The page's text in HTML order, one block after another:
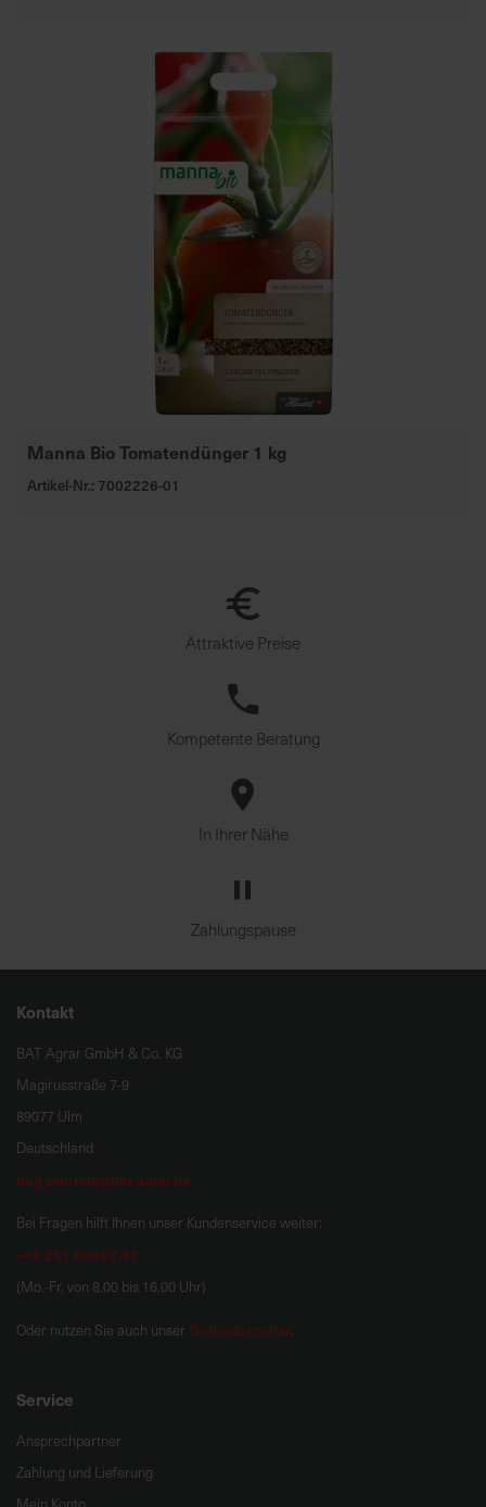
Manna Bio Tomatendünger 1 kg
Artikel-Nr.: 7002226-01
Attraktive Preise
Kompetente Beratung
In Ihrer Nähe
Zahlungspause
Kontakt
BAT Agrar GmbH & Co. KG
Magirusstraße 7-9
89077 Ulm
Deutschland
hug.zentrale@bat-agrar.de
Bei Fragen hilft Ihnen unser Kundenservice weiter:
+49 251 60957 47
(Mo.-Fr. von 8.00 bis 16.00 Uhr)
Oder nutzen Sie auch unser Onlineformular.
Service
Ansprechpartner
Zahlung und Lieferung